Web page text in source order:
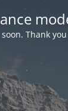
Thank